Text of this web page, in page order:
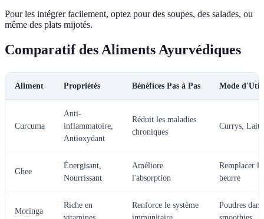
Pour les intégrer facilement, optez pour des soupes, des salades, ou
même des plats mijotés.
Comparatif des Aliments Ayurvédiques
Aliment Propriétés Bénéfices Pas à Pas Mode
Curcuma
Anti-
inflammatoire,
Antioxydant
Réduit les maladies
chroniques
Currys, Laits
Ghee
Énergisant,
Nourrissant
Améliore
l'absorption
Remplacer le
beurre
Moringa
Riche en
Renforce le système
Poudres dans